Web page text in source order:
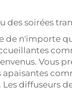
des soirées
n'importe
Vous
diffuseurs